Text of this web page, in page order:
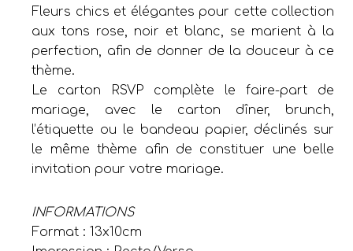
Fleurs chics et élégantes pour cette collection
aux tons rose, noir et blanc, se marient à la
perfection, afin de donner de la douceur à ce
thème.
Le carton RSVP complète le faire-part de
mariage, avec le carton dîner, brunch,
l’étiquette ou le bandeau papier, déclinés sur
le même thème afin de constituer une belle
invitation pour votre mariage.
INFORMATIONS
Format : 13x10cm